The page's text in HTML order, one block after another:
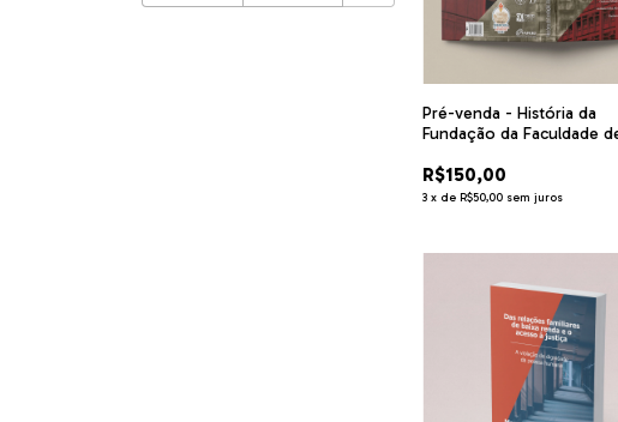
Pré-venda - História da
Fundação da Faculdade
anos
R$150,00
3 x de R$50,00 sem juros